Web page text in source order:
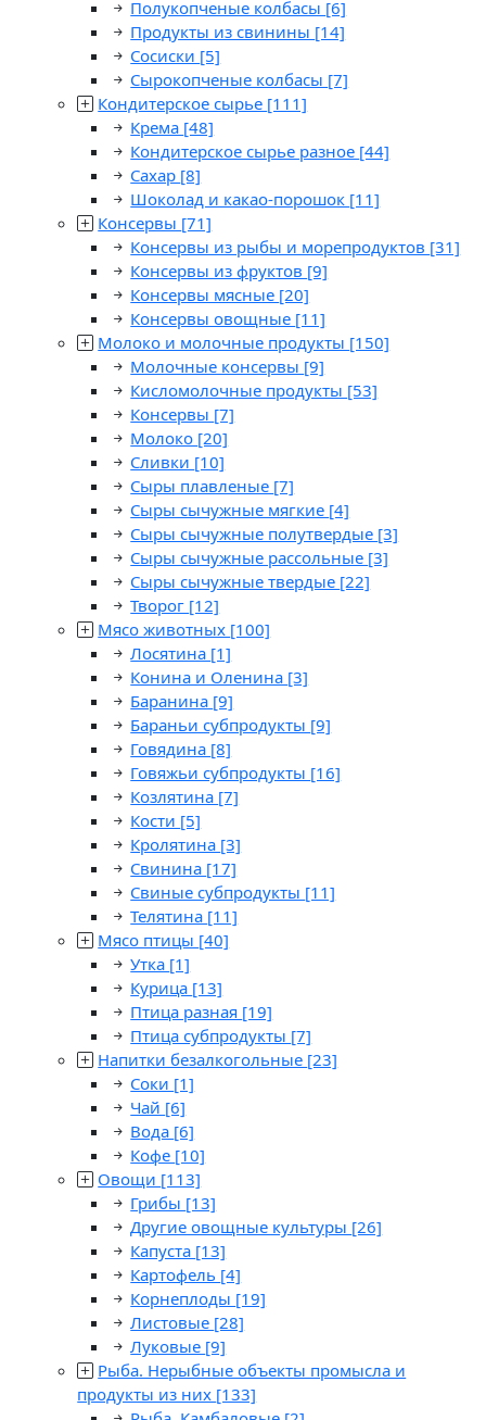
Полукопченые колбасы [6]
Продукты из свинины [14]
Сосиски [5]
Сырокопченые колбасы [7]
Кондитерское сырье [111]
Крема [48]
Кондитерское сырье разное [44]
Сахар [8]
Шоколад и какао-порошок [11]
Консервы [71]
Консервы из рыбы и морепродуктов [31]
Консервы из фруктов [9]
Консервы мясные [20]
Консервы овощные [11]
Молоко и молочные продукты [150]
Молочные консервы [9]
Кисломолочные продукты [53]
Консервы [7]
Молоко [20]
Сливки [10]
Сыры плавленые [7]
Сыры сычужные мягкие [4]
Сыры сычужные полутвердые [3]
Сыры сычужные рассольные [3]
Сыры сычужные твердые [22]
Творог [12]
Мясо животных [100]
Лосятина [1]
Конина и Оленина [3]
Баранина [9]
Бараньи субпродукты [9]
Говядина [8]
Говяжьи субпродукты [16]
Козлятина [7]
Кости [5]
Кролятина [3]
Свинина [17]
Свиные субпродукты [11]
Телятина [11]
Мясо птицы [40]
Утка [1]
Курица [13]
Птица разная [19]
Птица субпродукты [7]
Напитки безалкогольные [23]
Соки [1]
Чай [6]
Вода [6]
Кофе [10]
Овощи [113]
Грибы [13]
Другие овощные культуры [26]
Капуста [13]
Картофель [4]
Корнеплоды [19]
Листовые [28]
Луковые [9]
Рыба. Нерыбные объекты промысла и
продукты из них [133]